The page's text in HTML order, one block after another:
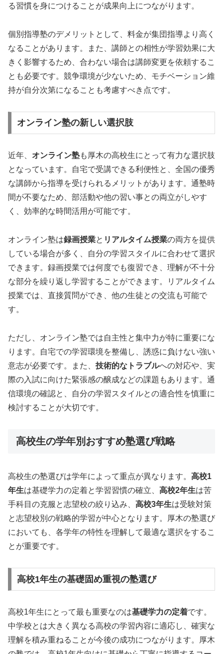
る習慣を身につけることが成果向上につながります。
個別指導塾のデメリットとして、料金が集団指導より高く
なることがあります。また、講師との相性が学習効果に大
きく影響するため、合わない場合は講師変更を依頼するこ
とも必要です。競争環境が少ないため、モチベーション維
持が自分次第になることも考慮すべき点です。
オンライン塾の新しい選択肢
近年、 オンライン塾も厚木の高校生にとって有力な選択肢
となっています。自宅で受講できる利便性と、全国の優秀
な講師から指導を受けられるメリットがあります。通塾時
間が不要なため、部活動や他の習い事との両立がしやす
く、効率的な時間活用が可能です。
オンライン塾は録画授業と リアルタイム授業の両方を提供
している場合が多く、自分の学習スタイルに合わせて選択
できます。録画授業では何度でも復習でき、理解が不十分
な部分を繰り返し学習することができます。リアルタイム
授業では、直接質問ができ、他の生徒との交流も可能で
す。
ただし、オンライン塾では自主性と集中力が特に重要にな
ります。自宅での学習環境を整備し、誘惑に負けない強い
意志が必要です。また、 技術的なトラブルへの対応や、実
際の入試に向けた緊張感の醸成などの課題もあります。通
信環境の確認と、自分の学習スタイルとの適合性を慎重に
検討することが大切です。
高校生の学年別おすすめ塾選び戦略
高校生の塾選びは学年によって重点が異なります。 高校1
年生は基礎学力の定着と学習習慣の確立、 高校2年生は苦
手科目の克服と志望校の絞り込み、 高校3年生は受験対策
と志望校別の戦略的学習が中心となります。厚木の塾選び
においても、各学年の特性を理解して最適な選択をするこ
とが重要です。
高校1年生の基礎固め重視の塾選び
高校1年生にとって最も重要なのは基礎学力の定着です。
中学校とは大きく異なる高校の学習内容に適応し、確実な
理解を積み重ねることが今後の成功につながります。厚木